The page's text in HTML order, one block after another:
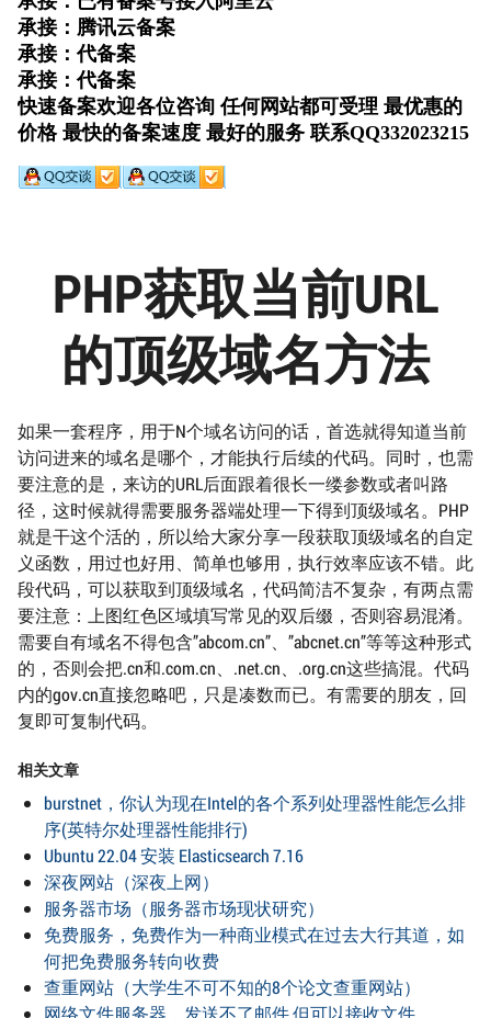
PHP获取当前URL
的顶级域名方法
如果一套程序，用于N个域名访问的话，首选就得知道当前
访问进来的域名是哪个，才能执行后续的代码。同时，也需
要注意的是，来访的URL后面跟着很长一缕参数或者叫路
径，这时候就得需要服务器端处理一下得到顶级域名。PHP
就是干这个活的，所以给大家分享一段获取顶级域名的自定
义函数，用过也好用、简单也够用，执行效率应该不错。此
段代码，可以获取到顶级域名，代码简洁不复杂，有两点需
要注意：上图红色区域填写常见的双后缀，否则容易混淆。
需要自有域名不得包含”abcom.cn”、”abcnet.cn”等等这种形式
的，否则会把.cn和.com.cn、.net.cn、.org.cn这些搞混。代码
内的gov.cn直接忽略吧，只是凑数而已。有需要的朋友，回
复即可复制代码。
相关文章
burstnet，你认为现在Intel的各个系列处理器性能怎么排
序(英特尔处理器性能排行)
Ubuntu 22.04 安装 Elasticsearch 7.16
深夜网站（深夜上网）
服务器市场（服务器市场现状研究）
免费服务，免费作为一种商业模式在过去大行其道，如
何把免费服务转向收费
查重网站（大学生不可不知的8个论文查重网站）
网络文件服务器，发送不了邮件 但可以接收文件